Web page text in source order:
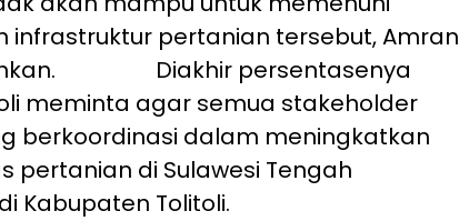
infrastruktur pertanian tersebut, Amran
Diakhir persentasenya
meminta agar semua stakeholder
berkoordinasi dalam meningkatkan
pertanian di Sulawesi Tengah
Kabupaten Tolitoli.